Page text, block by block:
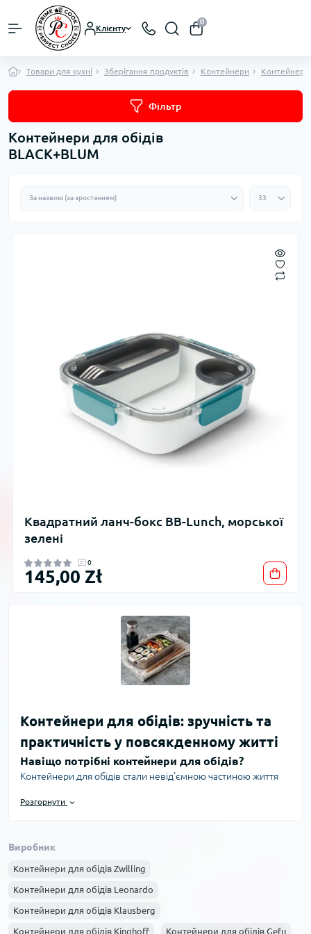
Клієнту
0
Товари для кухні Зберігання продуктів Контейнери Контейнери
Фільтр
Контейнери для обідів
BLACK+BLUM
Квадратний ланч-бокс BB-Lunch, морської
зелені
0
145,00 Zł
Контейнери для обідів: зручність та
практичність у повсякденному житті
Навіщо потрібні контейнери для обідів?
Контейнери для обідів стали невід'ємною частиною життя
повсякденних справах. Вони дозволяють зручно брати з
Використання контейнерів зменшує потребу в
одноразовому посуді, що підтримує екологічний стиль
Переваги використання контейнерів для обідів
Розгорнути
Виробник
Контейнери для обідів Zwilling
Контейнери для обідів Leonardo
Контейнери для обідів Klausberg
Контейнери для обідів Kinghoff Контейнери для обідів Gefu